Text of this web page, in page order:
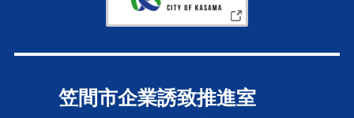
笠間市企業誘致推進室